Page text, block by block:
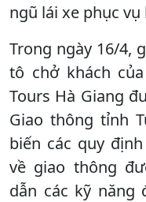
ngũ lái xe phục
Trong ngày 16/4,
tô chở khách
Tours Hà Giang
Giao thông tỉnh
biến các quy
về giao thông
dẫn các kỹ năng